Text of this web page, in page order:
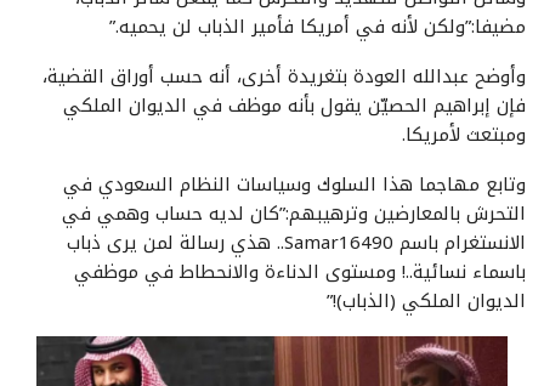
مضيفا:”ولكن لأنه في أمريكا فأمير الذباب لن يحميه.”
وأوضح عبدالله العودة بتغريدة أخرى، أنه حسب أوراق القضية،
فإن إبراهيم الحصيّن يقول بأنه موظف في الديوان الملكي
ومبتعث لأمريكا.
وتابع مهاجما هذا السلوك وسياسات النظام السعودي في
التحرش بالمعارضين وترهيبهم:”كان لديه حساب وهمي في
الانستغرام باسم Samar16490.. هذي رسالة لمن يرى ذباب
باسماء نسائية..! ومستوى الدناءة والانحطاط في موظفي
الديوان الملكي (الذباب)!”